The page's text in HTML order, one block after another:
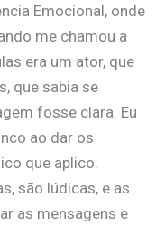
Emocional, onde
me chamou a
era um ator, que
que sabia se
fosse clara. Eu
ao dar os
que aplico.
são lúdicas, e as
as mensagens e